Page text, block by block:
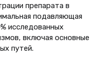
препарата в
подавляющая
исследованных
включая основные
путей.